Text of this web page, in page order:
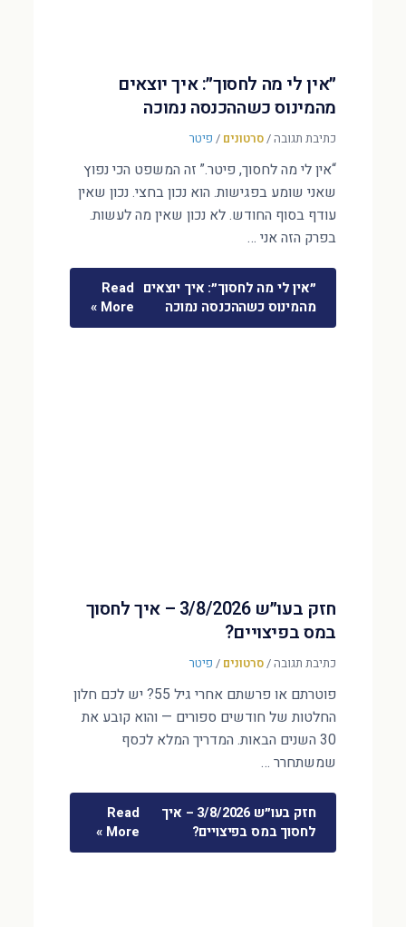
״אין לי מה לחסוך״: איך יוצאים
מהמינוס כשההכנסה נמוכה
כתיבת תגובה/סרטונים / פיטר
“אין לי מה לחסוך, פיטר.” זה המשפט הכי נפוץ
שאני שומע בפגישות. הוא נכון בחצי. נכון שאין
עודף בסוף החודש. לא נכון שאין מה לעשות.
בפרק הזה אני …
״אין לי מה לחסוך״: איך יוצאים
מהמינוס כשההכנסה נמוכה
Read
More »
חזק בעו״ש 3/8/2026 – איך לחסוך
במס בפיצויים?
כתיבת תגובה/סרטונים / פיטר
פוטרתם או פרשתם אחרי גיל 55? יש לכם חלון
החלטות של חודשים ספורים — והוא קובע את
30 השנים הבאות. המדריך המלא לכסף
שמשתחרר …
חזק בעו״ש 3/8/2026 – איך
לחסוך במס בפיצויים?
Read
More »